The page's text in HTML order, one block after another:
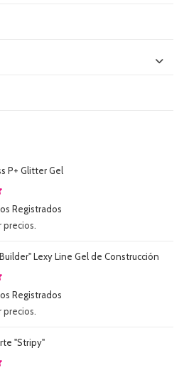
P+ Glitter Gel
Registrados
precios.
Lexy Line Gel de Construcción
Registrados
precios.
"Stripy"